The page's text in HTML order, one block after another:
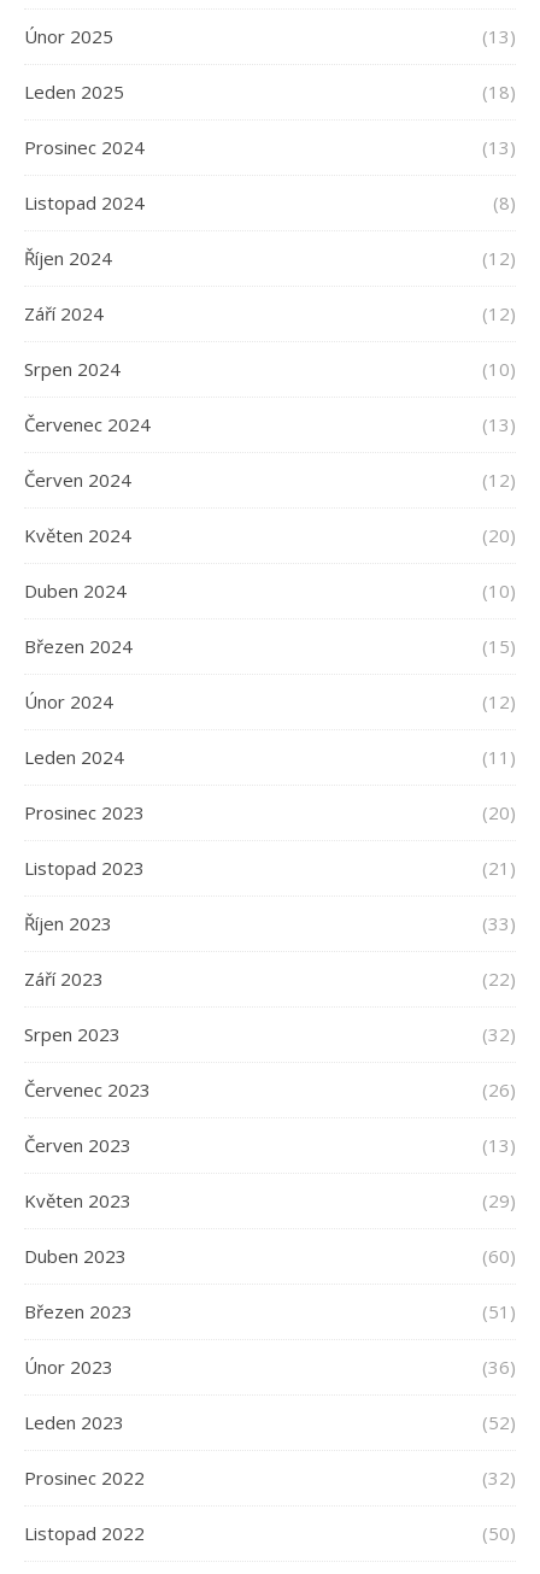
Únor 2025 (13)
Leden 2025 (18)
Prosinec 2024 (13)
Listopad 2024 (8)
Říjen 2024 (12)
Září 2024 (12)
Srpen 2024 (10)
Červenec 2024 (13)
Červen 2024 (12)
Květen 2024 (20)
Duben 2024 (10)
Březen 2024 (15)
Únor 2024 (12)
Leden 2024 (11)
Prosinec 2023 (20)
Listopad 2023 (21)
Říjen 2023 (33)
Září 2023 (22)
Srpen 2023 (32)
Červenec 2023 (26)
Červen 2023 (13)
Květen 2023 (29)
Duben 2023 (60)
Březen 2023 (51)
Únor 2023 (36)
Leden 2023 (52)
Prosinec 2022 (32)
Listopad 2022 (50)